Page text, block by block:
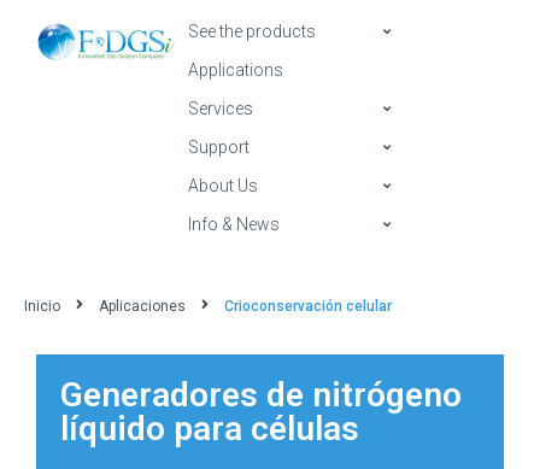
See the products
Applications
Services
Support
About Us
Info & News
Inicio Aplicaciones Crioconservación celular
Generadores de nitrógeno
líquido para células